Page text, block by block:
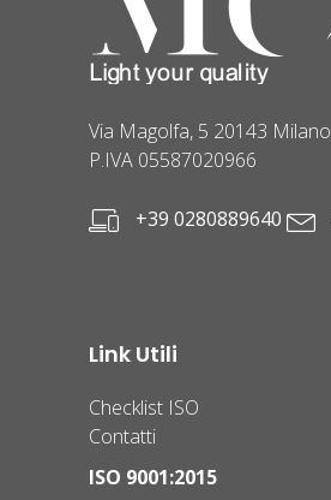
Via Magolfa, 5 20143 Milano
P.IVA 05587020966
+39 0280889640
Link Utili
Checklist ISO
Contatti
ISO 9001:2015